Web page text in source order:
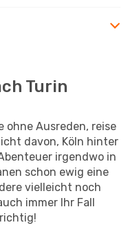
Turin
ohne Ausreden, reise
davon, Köln hinter
irgendwo in
schon ewig eine
vielleicht noch
immer Ihr Fall